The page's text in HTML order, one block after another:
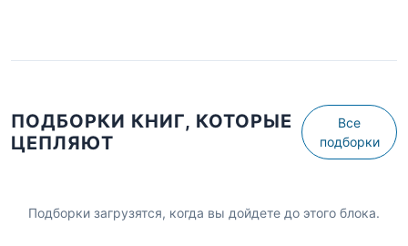
ПОДБОРКИ КНИГ, КОТОРЫЕ
ЦЕПЛЯЮТ
Все
подборки
Подборки загрузятся, когда вы дойдете до этого блока.